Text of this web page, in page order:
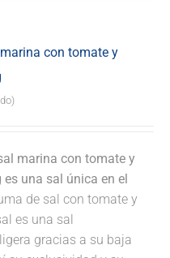
con tomate y
marina con tomate y
una sal única en el
de sal con tomate y
es una sal
gracias a su baja